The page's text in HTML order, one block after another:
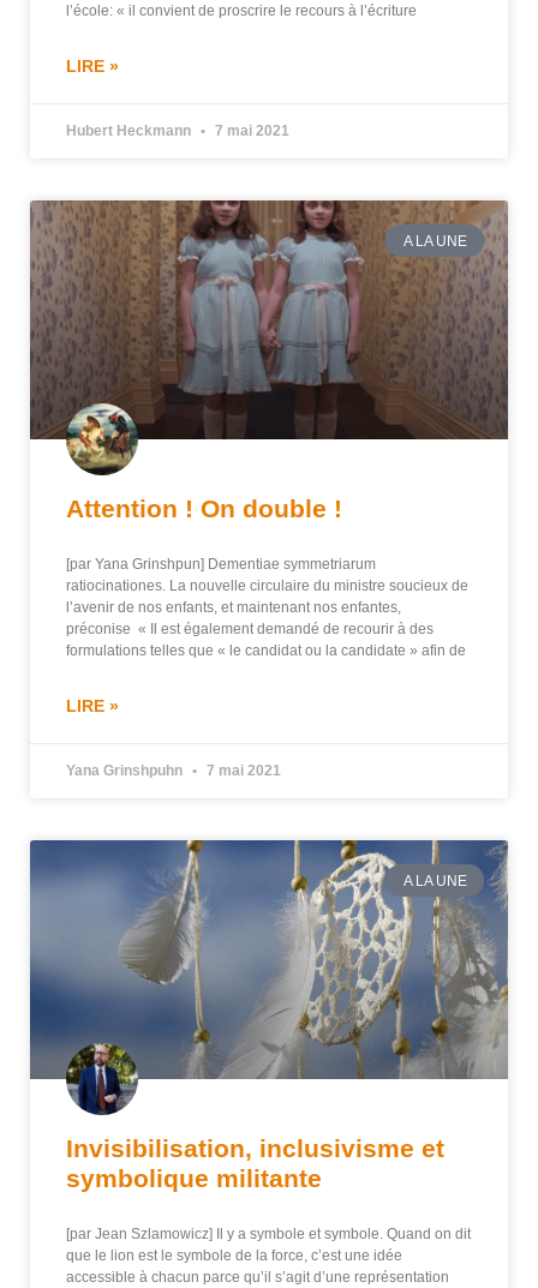
l’école: « il convient de proscrire le recours à l’écriture
LIRE »
Hubert Heckmann 7 mai 2021
A LA UNE
Attention ! On double !
[par Yana Grinshpun] Dementiae symmetriarum
ratiocinationes. La nouvelle circulaire du ministre soucieux de
l’avenir de nos enfants, et maintenant nos enfantes,
préconise « Il est également demandé de recourir à des
formulations telles que « le candidat ou la candidate » afin de
LIRE »
Yana Grinshpuhn 7 mai 2021
A LA UNE
Invisibilisation, inclusivisme et
symbolique militante
[par Jean Szlamowicz] Il y a symbole et symbole. Quand on dit
que le lion est le symbole de la force, c’est une idée
accessible à chacun parce qu’il s’agit d’une représentation